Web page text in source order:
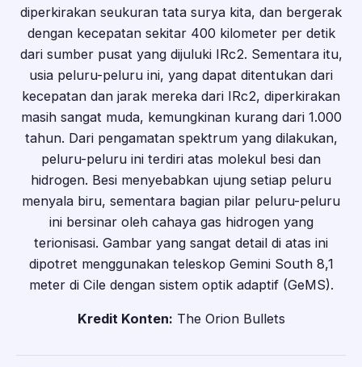
diperkirakan seukuran tata surya kita, dan bergerak
dengan kecepatan sekitar 400 kilometer per detik
dari sumber pusat yang dijuluki IRc2. Sementara itu,
usia peluru-peluru ini, yang dapat ditentukan dari
kecepatan dan jarak mereka dari IRc2, diperkirakan
masih sangat muda, kemungkinan kurang dari 1.000
tahun. Dari pengamatan spektrum yang dilakukan,
peluru-peluru ini terdiri atas molekul besi dan
hidrogen. Besi menyebabkan ujung setiap peluru
menyala biru, sementara bagian pilar peluru-peluru
ini bersinar oleh cahaya gas hidrogen yang
terionisasi. Gambar yang sangat detail di atas ini
dipotret menggunakan teleskop Gemini South 8,1
meter di Cile dengan sistem optik adaptif (GeMS).
Kredit Konten: The Orion Bullets